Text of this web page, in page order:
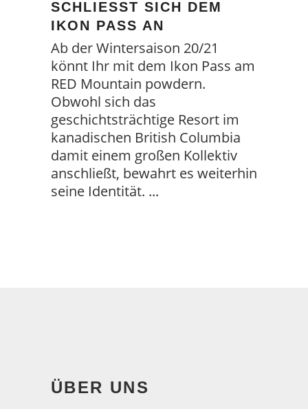
SCHLIESST SICH DEM I
KON PASS AN
Ab der Wintersaison 20/21
könnt Ihr mit dem Ikon Pass am
RED Mountain powdern.
Obwohl sich das
geschichtsträchtige Resort im
kanadischen British Columbia
damit einem großen Kollektiv
anschließt, bewahrt es weiterhin
seine Identität.
ÜBER UNS